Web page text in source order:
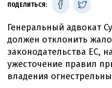
ПОДЕЛИТЬСЯ:
Генеральный адвокат
должен отклонить
законодательства ЕС,
ужесточение правил
владения